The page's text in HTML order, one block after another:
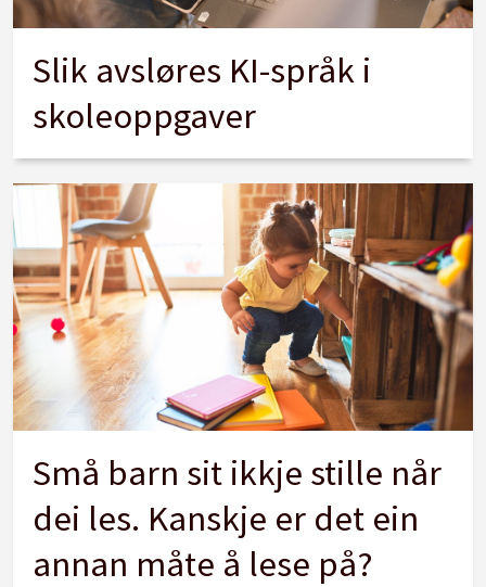
Slik avsløres KI-språk i
skoleoppgaver
Små barn sit ikkje stille når
dei les. Kanskje er det ein
annan måte å lese på?